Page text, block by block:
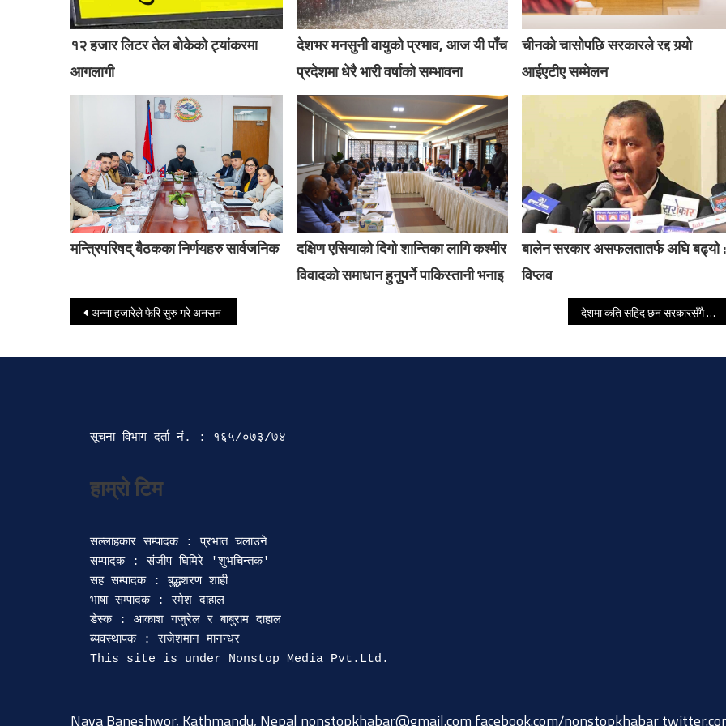
१२ हजार लिटर तेल बोकेको ट्यांकरमा
आगलागी
देशभर मनसुनी वायुको प्रभाव, आज यी पाँच
प्रदेशमा धेरै भारी वर्षाको सम्भावना
चीनको चासोपछि सरकारले रद्द गर्‍यो
आईएटीए सम्मेलन
मन्त्रिपरिषद् बैठकका निर्णयहरु सार्वजनिक
दक्षिण एसियाको दिगो शान्तिका लागि कश्मीर
विवादको समाधान हुनुपर्ने पाकिस्तानी भनाइ
बालेन सरकार असफलतातर्फ अघि बढ्यो :
विप्लव
Post navigation
अन्ना हजारेले फेरि सुरु गरे अनसन देशमा कति सहिद छन सरकारसँगै छैन एकिन तथ्याङ्क
सूचना विभाग दर्ता‍ नं. : १६५/०७३/७४
हाम्रो टिम
सल्लाहकार सम्पादक : प्रभात चलाउने
सम्पादक : संजीप घिमिरे 'शुभचिन्तक'
सह सम्पादक : बुद्धशरण शाही
भाषा सम्पादक : रमेश दाहाल
डेस्क : आकाश गजुरेल र बाबुराम दाहाल
ब्यवस्थापक : राजेशमान मानन्धर
Naya Baneshwor, Kathmandu, Nepal nonstopkhabar@gmail.com facebook.com/nonstopkhabar